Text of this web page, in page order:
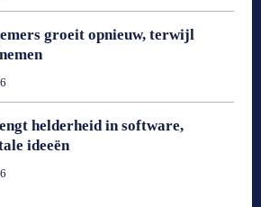
groeit opnieuw, terwijl
helderheid in software,
ideeën